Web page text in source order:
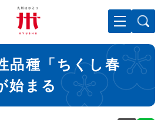
ーを飛ばして本文へ
品種「ちくし春
始まる